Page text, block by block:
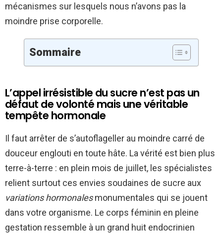
mécanismes sur lesquels nous n’avons pas la
moindre prise corporelle.
Sommaire
L’appel irrésistible du sucre n’est pas un
défaut de volonté mais une véritable
tempête hormonale
Il faut arrêter de s’autoflageller au moindre carré de
douceur englouti en toute hâte. La vérité est bien plus
terre-à-terre : en plein mois de juillet, les spécialistes
relient surtout ces envies soudaines de sucre aux
variations hormonalesmonumentales qui se jouent
dans votre organisme. Le corps féminin en pleine
gestation ressemble à un grand huit endocrinien